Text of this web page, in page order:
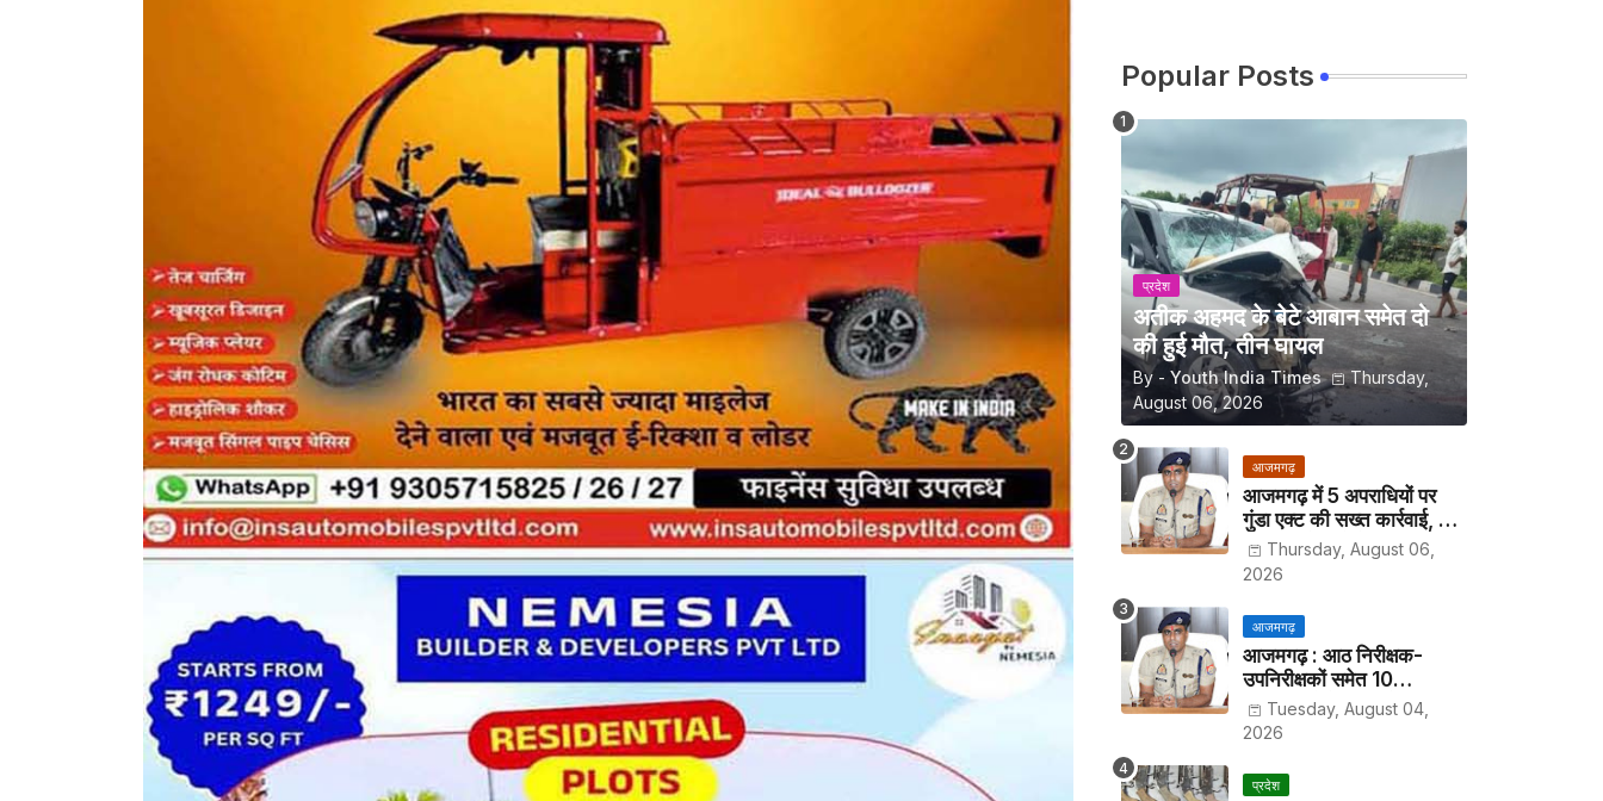
Popular Posts
प्रदेश
अतीक अहमद के बेटे आबान समेत दो
की हुई मौत, तीन घायल
By - Youth India Times
Thursday,
August 06, 2026
आजमगढ़
आजमगढ़ में 5 अपराधियों पर
गुंडा एक्ट की सख्त कार्रवाई, अब
हर पखवाड़े थाने में लगानी होगी
हाजिरी
Thursday, August 06,
2026
आजमगढ़
आजमगढ़ : आठ निरीक्षक-
उपनिरीक्षकों समेत 10
अधिकारियों के तबादले
Tuesday, August 04,
2026
प्रदेश